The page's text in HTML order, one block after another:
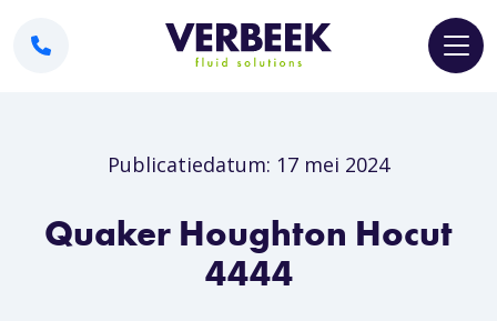
Publicatiedatum: 17 mei 2024
Quaker Houghton Hocut
4444